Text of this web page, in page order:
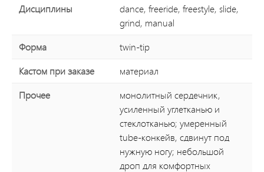
Дисциплины
dance, freeride, freestyle, slide,
grind, manual
Форма
twin-tip
Кастом при заказе
материал
Прочее
монолитный сердечник,
усиленный углетканью и
стеклотканью; умеренный
tube-конкейв, сдвинут под
нужную ногу; небольшой
дроп для комфортных